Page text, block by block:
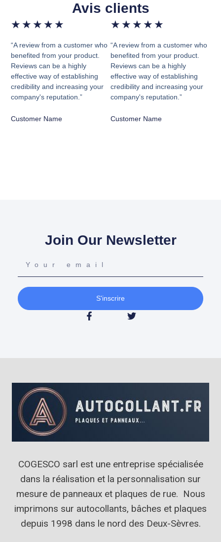
Avis clients
★ ★ ★ ★ ★
“A review from a customer who
benefited from your product.
Reviews can be a highly
effective way of establishing
credibility and increasing your
company's reputation.”
Customer Name
★ ★ ★ ★ ★
“A review from a customer who
benefited from your product.
Reviews can be a highly
effective way of establishing
credibility and increasing your
company's reputation.”
Customer Name
Join Our Newsletter
S'inscrire
COGESCO sarl est une entreprise spécialisée
dans la réalisation et la personnalisation sur
mesure de panneaux et plaques de rue. Nous
imprimons sur autocollants, bâches et plaques
depuis 1998 dans le nord des Deux-Sèvres.